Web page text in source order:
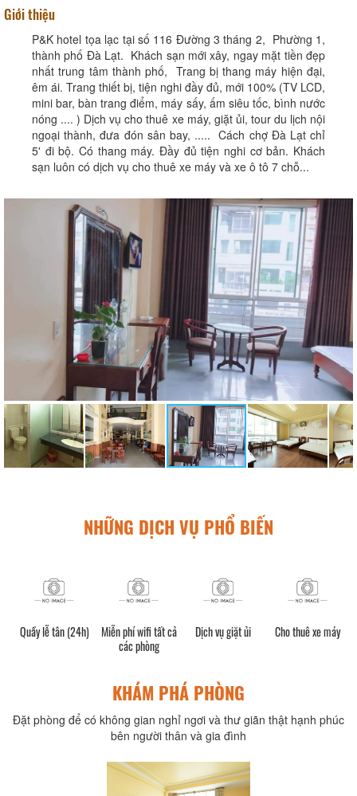
Giới thiệu
P&K hotel tọa lạc tại số 116 Đường 3 tháng 2, Phường 1,
thành phố Đà Lạt. Khách sạn mới xây, ngay mặt tiền đẹp
nhất trung tâm thành phố, Trang bị thang máy hiện đại,
êm ái. Trang thiết bị, tiện nghi đầy đủ, mới 100% (TV LCD,
mini bar, bàn trang điểm, máy sấy, ấm siêu tốc, bình nước
nóng .... ) Dịch vụ cho thuê xe máy, giặt ủi, tour du lịch nội
ngoại thành, đưa đón sân bay, ..... Cách chợ Đà Lạt chỉ
5' đi bộ. Có thang máy. Đầy đủ tiện nghi cơ bản. Khách
sạn luôn có dịch vụ cho thuê xe máy và xe ô tô 7 chỗ...
NHỮNG DỊCH VỤ PHỔ BIẾN
Quầy lễ tân (24h)
Miễn phí wifi tất cả
các phòng
Dịch vụ giặt ủi Cho thuê xe máy
KHÁM PHÁ PHÒNG
Đặt phòng để có không gian nghỉ ngơi và thư giãn thật hạnh phúc
bên người thân và gia đình